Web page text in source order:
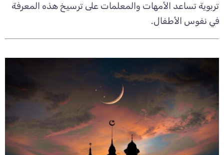
تربوية تساعد الأمهات والمعلمات على ترسيخ هذه المعرفة
في نفوس الأطفال.